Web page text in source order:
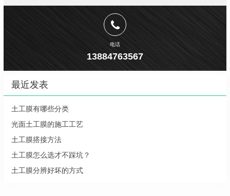
电话
13884763567
最近发表
土工膜有哪些分类
光面土工膜的施工工艺
土工膜搭接方法
土工膜怎么选才不踩坑？
土工膜分辨好坏的方式